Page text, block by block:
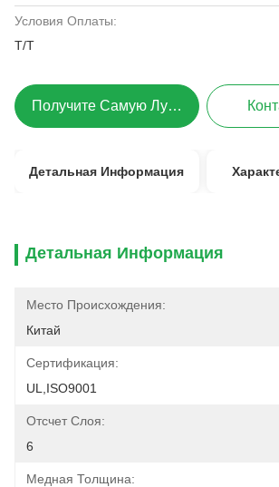
Условия Оплаты:
T/T
Получите Самую Лучшую Цену
Детальная Информация
Детальная Информация
Место Происхождения:
Китай
Сертификация:
UL,ISO9001
Отсчет Слоя:
6
Медная Толщина: